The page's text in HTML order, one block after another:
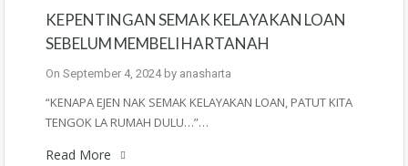
KEPENTINGAN SEMAK KELAYAKAN LOAN
SEBELUM MEMBELI HARTANAH
On September 4, 2024 by anasharta
“KENAPA EJEN NAK SEMAK KELAYAKAN LOAN, PATUT KITA
TENGOK LA RUMAH DULU…”…
Read More